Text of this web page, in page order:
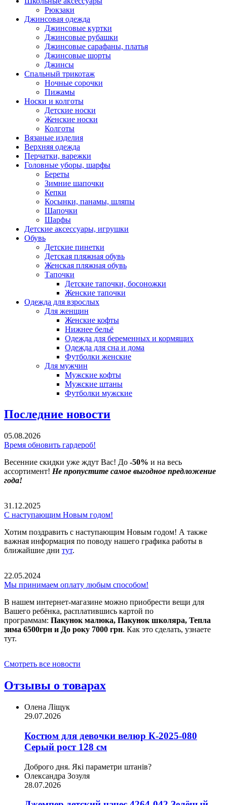
Рюкзаки
Джинсовая одежда
Джинсовые куртки
Джинсовые рубашки
Джинсовые сарафаны, платья
Джинсовые шорты
Джинсы
Спальный трикотаж
Ночные сорочки
Пижамы
Носки и колготы
Детские носки
Женские носки
Колготы
Вязаные изделия
Верхняя одежда
Перчатки, варежки
Головные уборы, шарфы
Береты
Зимние шапочки
Кепки
Косынки, панамы, шляпы
Шапочки
Шарфы
Детские аксессуары, игрушки
Обувь
Детские пинетки
Детская пляжная обувь
Женская пляжная обувь
Тапочки
Детские тапочки, босоножки
Женские тапочки
Одежда для взрослых
Для женщин
Женские кофты
Нижнее бельё
Одежда для беременных и кормящих
Одежда для сна и дома
Футболки женские
Для мужчин
Мужские кофты
Мужские штаны
Футболки мужские
Последние новости
05.08.2026
Время обновить гардероб!
Весенние скидки уже ждут Вас! До -50% и на весь
ассортимент! Не пропустите самое выгодное предложение
года!
31.12.2025
С наступающим Новым годом!
Хотим поздравить с наступающим Новым годом! А также
важная информация по поводу нашего графика работы в
ближайшие дни тут.
22.05.2024
Мы принимаем оплату любым способом!
В нашем интернет-магазине можно приобрести вещи для
Вашего ребёнка, расплатившись картой по
программам: Пакунок малюка, Пакунок школяра, Тепла
зима 6500грн и До року 7000 грн. Как это сделать, узнаете
тут.
Смотреть все новости
Отзывы о товарах
Олена Ліщук
29.07.2026
Костюм для девочки велюр К-2025-080
Серый рост 128 см
Доброго дня. Які параметри штанів?
Олександра Зозуля
28.07.2026